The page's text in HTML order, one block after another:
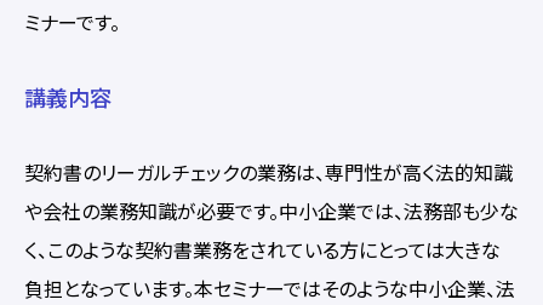
ミナーです。
講義内容
契約書のリーガルチェックの業務は、専門性が高く法的知識
や会社の業務知識が必要です。中小企業では、法務部も少な
く、このような契約書業務をされている方にとっては大きな
負担となっています。本セミナーではそのような中小企業、法